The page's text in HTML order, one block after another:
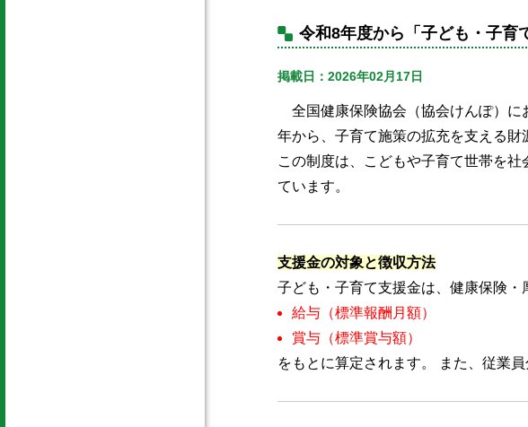
令和8年度から「子ども・子育
掲載日：2026年02月17日
全国健康保険協会（協会けんぽ）に
年から、子育て施策の拡充を支える財
この制度は、こどもや子育て世帯を
ています。
支援金の対象と徴収方法
子ども・子育て支援金は、健康保険・
給与（標準報酬月額）
賞与（標準賞与額）
をもとに算定されます。 また、従業